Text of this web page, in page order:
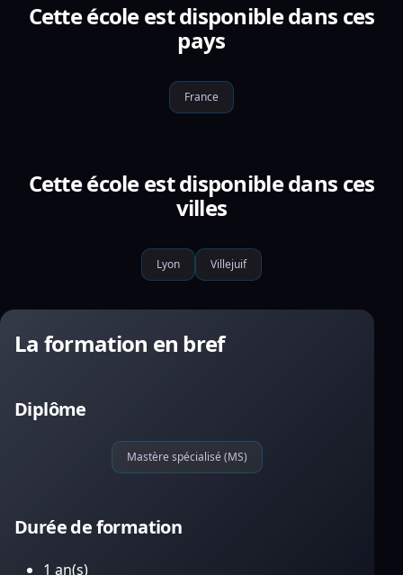
Cette école est disponible dans ces
pays
France
Cette école est disponible dans ces
villes
Lyon Villejuif
La formation en bref
Diplôme
Mastère spécialisé (MS)
Durée de formation
1 an(s)